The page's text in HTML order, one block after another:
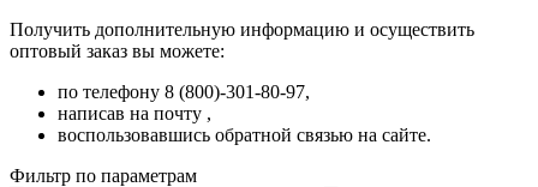
Получить дополнительную информацию и осуществить
оптовый заказ вы можете:
по телефону 8 (800)-301-80-97,
написав на почту ,
воспользовавшись обратной связью на сайте.
Фильтр по параметрам